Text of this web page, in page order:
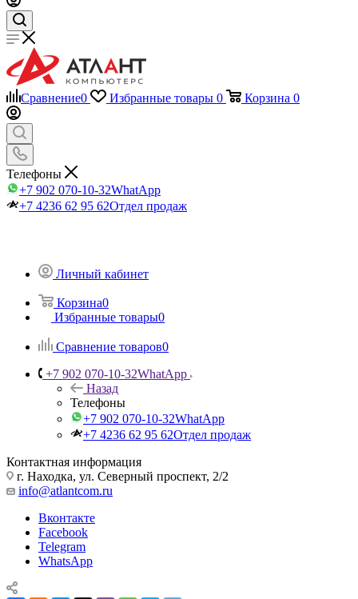
Сравнение0 Избранные товары 0 Корзина 0
Телефоны
+7 902 070-10-32WhatApp
+7 4236 62 95 62Отдел продаж
Личный кабинет
Корзина0
Избранные товары0
Сравнение товаров0
+7 902 070-10-32WhatApp
Назад
Телефоны
+7 902 070-10-32WhatApp
+7 4236 62 95 62Отдел продаж
Контактная информация
г. Находка, ул. Северный проспект, 2/2
info@atlantcom.ru
Вконтакте
Facebook
Telegram
WhatsApp